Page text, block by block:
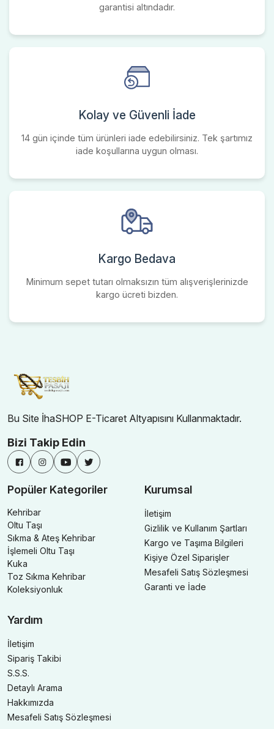
garantisi altındadır.
Kolay ve Güvenli İade
14 gün içinde tüm ürünleri iade edebilirsiniz. Tek şartımız
iade koşullarına uygun olması.
Kargo Bedava
Minimum sepet tutarı olmaksızın tüm alışverişlerinizde
kargo ücreti bizden.
Bu Site İhaSHOP E-Ticaret Altyapısını Kullanmaktadır.
Bizi Takip Edin
Popüler Kategoriler
Kehribar
Oltu Taşı
Sıkma & Ateş Kehribar
İşlemeli Oltu Taşı
Kuka
Toz Sıkma Kehribar
Koleksiyonluk
Kurumsal
İletişim
Gizlilik ve Kullanım Şartları
Kargo ve Taşıma Bilgileri
Kişiye Özel Siparişler
Mesafeli Satış Sözleşmesi
Garanti ve İade
Yardım
İletişim
Sipariş Takibi
S.S.S.
Detaylı Arama
Hakkımızda
Mesafeli Satış Sözleşmesi